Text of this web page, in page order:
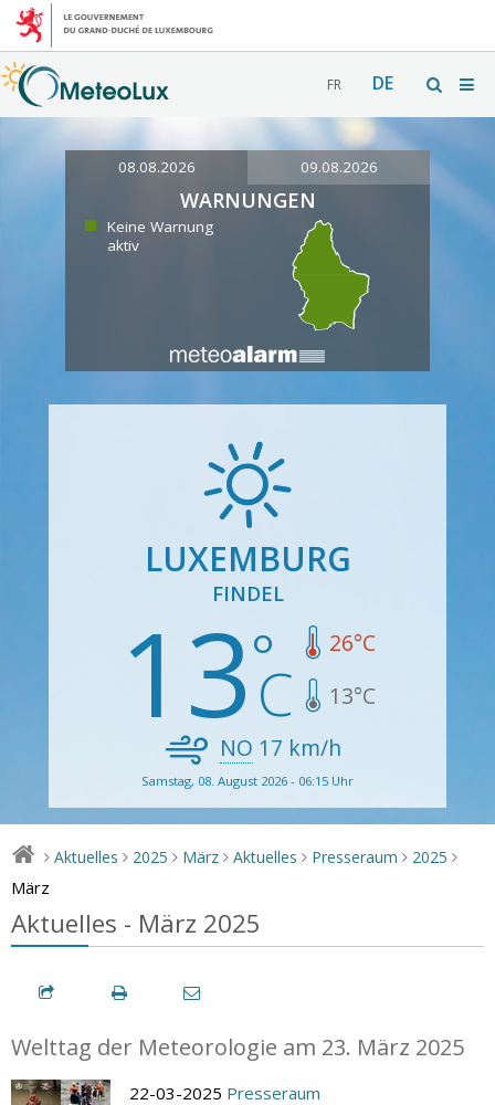
FR DE
08.08.2026 09.08.2026
WARNUNGEN
Keine Warnung
aktiv
LUXEMBURG
FINDEL
13 26°C
13°C
NO 17 km/h
Samstag, 08. August 2026 - 06:15 Uhr
> Aktuelles > 2025 > März > Aktuelles > Presseraum > 2025 >
März
Aktuelles - März 2025
Welttag der Meteorologie am 23. März 2025
22-03-2025 Presseraum